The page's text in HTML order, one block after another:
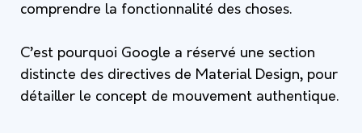
comprendre la fonctionnalité des choses.
C’est pourquoi Google a réservé une section
distincte des directives de Material Design, pour
détailler le concept de mouvement authentique.